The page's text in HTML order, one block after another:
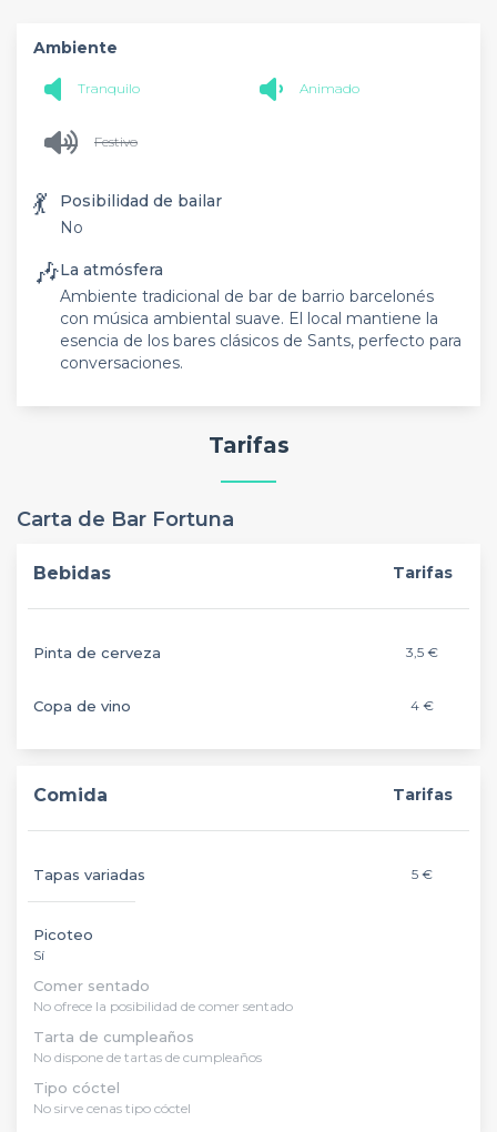
Ambiente
Tranquilo Animado
Festivo
💃
Posibilidad de bailar
No
🎶La atmósfera
Ambiente tradicional de bar de barrio barcelonés
con música ambiental suave. El local mantiene la
esencia de los bares clásicos de Sants, perfecto para
conversaciones.
Tarifas
Carta de Bar Fortuna
Bebidas Tarifas
Pinta de cerveza 3,5 €
Copa de vino 4 €
Comida Tarifas
Tapas variadas 5 €
Picoteo
Sí
Comer sentado
No ofrece la posibilidad de comer sentado
Tarta de cumpleaños
No dispone de tartas de cumpleaños
Tipo cóctel
No sirve cenas tipo cóctel